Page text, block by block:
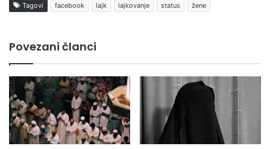
Tagovi facebook lajk lajkovanje status žene
Povezani članci